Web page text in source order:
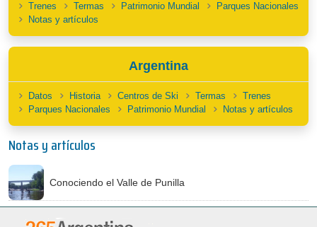
Trenes Termas Patrimonio Mundial
Parques Nacionales
Notas y artículos
Argentina
Datos Historia Centros de Ski Termas
Trenes
Parques Nacionales
Patrimonio Mundial Notas y artículos
Notas y artículos
Conociendo el Valle de Punilla